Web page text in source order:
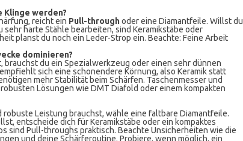
Klinge werden?
reicht ein Pull-throughoder eine Diamantfeile. Willst du
harte Stähle bearbeiten, sind Keramikstäbe oder
planst du noch ein Leder-Strop ein. Beachte: Feine Arbeit
dominieren?
du ein Spezialwerkzeug oder einen sehr dünnen
sich eine schonendere Körnung, also Keramik statt
mehr Stabilität beim Schärfen. Taschenmesser und
Lösungen wie DMT Diafold oder einem kompakten
Leistung brauchst, wähle eine faltbare Diamantfeile.
entscheide dich für Keramikstäbe oder ein kompaktes
sind Pull-throughs praktisch. Beachte Unsicherheiten wie die
und deine Schärferoutine. Probiere, wenn möglich, ein